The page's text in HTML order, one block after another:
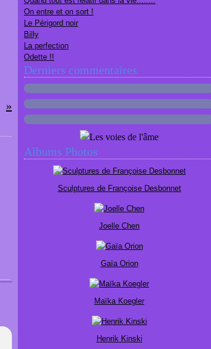
On entre et on sort !
Le Périgord noir
Billy
La perfection
Odette !!
Derniers commentaires
Albums Photos
Sculptures de Françoise Desbonnet
Joelle Chen
Gaïa Orion
Maïka Koegler
Henrik Kinski